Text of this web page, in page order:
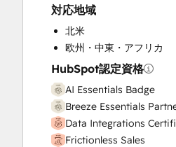
Sales Enablement
Sales Hub Enterprise
Sales Hub Professional
Service Hub Enterprise
Service Hub
対応地域
北米
欧州・中東・アフリカ
HubSpot認定資格
AI Essentials Badge
Breeze Essentials
Data Integrations
Frictionless Sales